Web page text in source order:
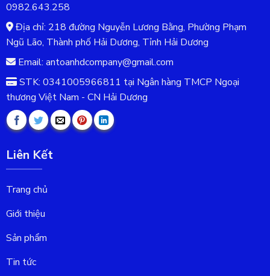
0982.643.258
Địa chỉ: 218 đường Nguyễn Lương Bằng, Phường Phạm
Ngũ Lão, Thành phố Hải Dương, Tỉnh Hải Dương
Email: antoanhdcompany@gmail.com
STK: 0341005966811 tại Ngân hàng TMCP Ngoại
thương Việt Nam - CN Hải Dương
Liên Kết
Trang chủ
Giới thiệu
Sản phẩm
Tin tức